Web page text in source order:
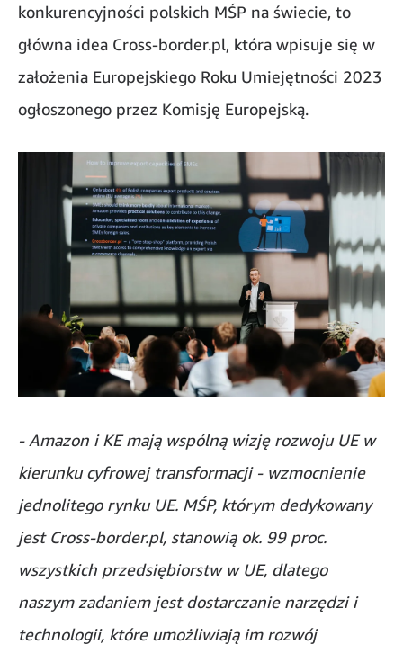
konkurencyjności polskich MŚP na świecie, to
główna idea Cross-border.pl, która wpisuje się w
założenia Europejskiego Roku Umiejętności 2023
ogłoszonego przez Komisję Europejską.
- Amazon i KE mają wspólną wizję rozwoju UE w
kierunku cyfrowej transformacji - wzmocnienie
jednolitego rynku UE. MŚP, którym dedykowany
jest Cross-border.pl, stanowią ok. 99 proc.
wszystkich przedsiębiorstw w UE, dlatego
naszym zadaniem jest dostarczanie narzędzi i
technologii, które umożliwiają im rozwój